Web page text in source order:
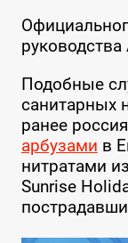
Подобные
санитарных
ранее
арбузами в
нитратами
Sunrise